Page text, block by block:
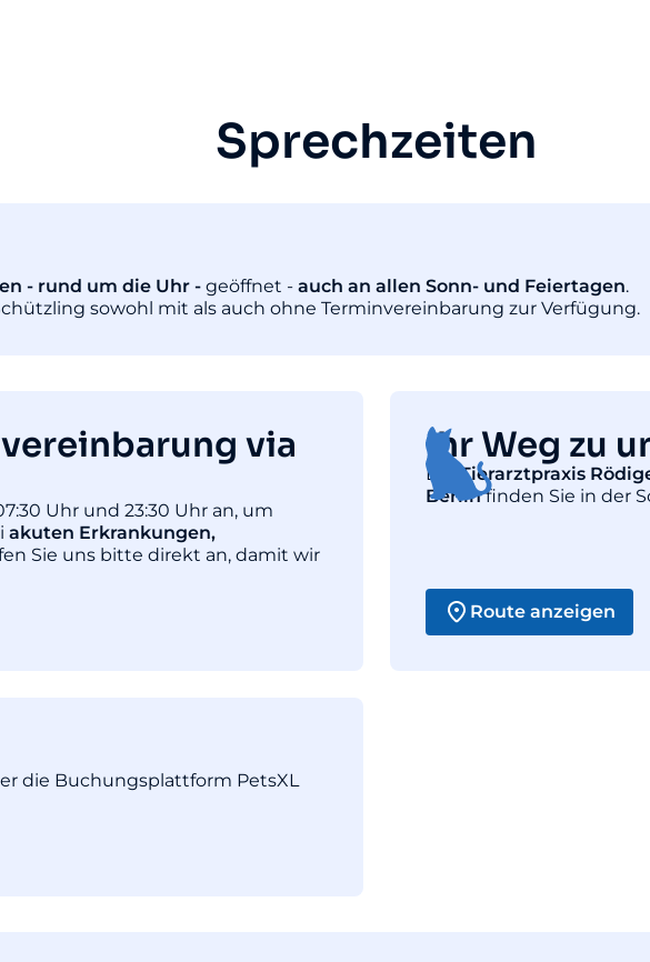
Sprechzeiten
- rund um die Uhr - geöffnet - auch an allen Sonn- und Feiertagen.
sowohl mit als auch ohne Terminvereinbarung zur Verfügung.
via
Uhr und 23:30 Uhr an, um
akuten Erkrankungen,
Sie uns bitte direkt an, damit wir
Ihr Weg zu
Die
Tierarztpraxis
Berlinfinden Sie in der
Route anzeigen
die Buchungsplattform PetsXL